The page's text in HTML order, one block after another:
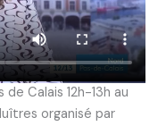
Calais 12h-13h au
organisé par